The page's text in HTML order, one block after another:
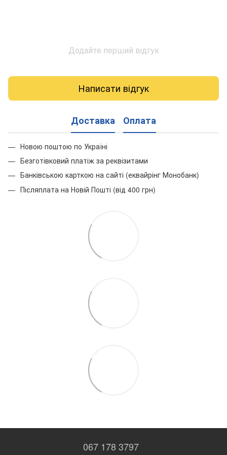
Додайте перший відгук
Написати відгук
Доставка Оплата
Новою поштою по Україні
Безготівковий платіж за реквізитами
Банківською карткою на сайті (еквайрінг Монобанк)
Післяплата на Новій Пошті (від 400 грн)
067 178 3797